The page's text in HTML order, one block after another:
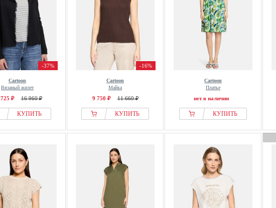
-37%
Cartoon
Вязаный жилет
₽ 16 960 ₽
КУПИТЬ
-16%
Cartoon
Майка
9 750 ₽ 11 660 ₽
КУПИТЬ
Cartoon
Платье
нет в наличии
КУПИТЬ